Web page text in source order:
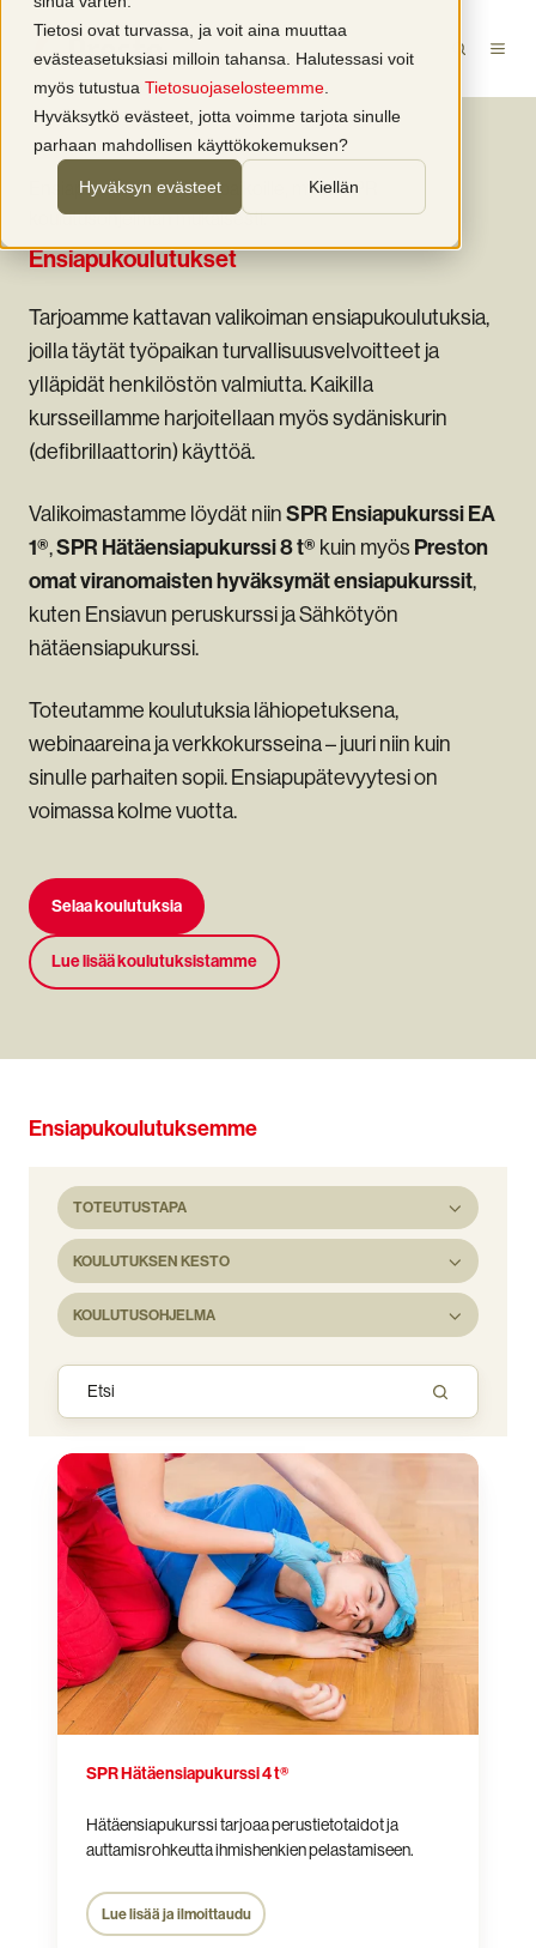
Tietosi ovat turvassa, ja voit aina muuttaa
evästeasetuksiasi milloin tahansa. Halutessasi voit
myös tutustua Tietosuojaselosteemme
Hyväksytkö evästeet, jotta voimme tarjota sinulle
parhaan mahdollisen käyttökokemuksen?
Hyväksyn evästeet Kiellän
Ensiapukoulutukset työpaikoille, myös SPR
koulutusohjelman mukaisesti.
Ensiapukoulutukset
Tarjoamme kattavan valikoiman ensiapukoulutuksia,
joilla täytät työpaikan turvallisuusvelvoitteet ja
ylläpidät henkilöstön valmiutta. Kaikilla
kursseillamme harjoitellaan myös sydäniskurin
(defibrillaattorin) käyttöä.
Valikoimastamme löydät niin SPR Ensiapukurssi EA
1®,SPR Hätäensiapukurssi 8 t® kuin myös Preston
omat viranomaisten hyväksymät ensiapukurssit,
kuten Ensiavun peruskurssi ja Sähkötyön
hätäensiapukurssi.
Toteutamme koulutuksia lähiopetuksena,
webinaareina ja verkkokursseina – juuri niin kuin
sinulle parhaiten sopii. Ensiapupätevyytesi on
voimassa kolme vuotta.
Selaa koulutuksia
Lue lisää koulutuksistamme
Ensiapukoulutuksemme
TOTEUTUSTAPA
KOULUTUKSEN KESTO
KOULUTUSOHJELMA
SPR
Hätäensiapukurssi
4
t®
SPR Hätäensiapukurssi 4 t®
Hätäensiapukurssi tarjoaa perustietotaidot ja
auttamisrohkeutta ihmishenkien pelastamiseen.
Lue lisää ja ilmoittaudu